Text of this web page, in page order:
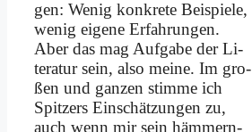
gen: We­nig kon­kre­te Bei­spie­le,
we­nig ei­ge­ne Er­fah­run­gen.
Aber das mag Auf­ga­be der Li­
te­ra­tur sein, al­so mei­ne. Im gro­
ßen und gan­zen stim­me ich
Spit­zers Ein­schät­zun­gen zu,
auch wenn mir sein häm­mern­